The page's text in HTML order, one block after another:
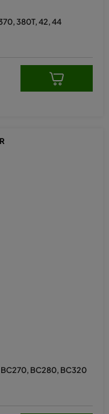
380T, 42, 44
BC280, BC320